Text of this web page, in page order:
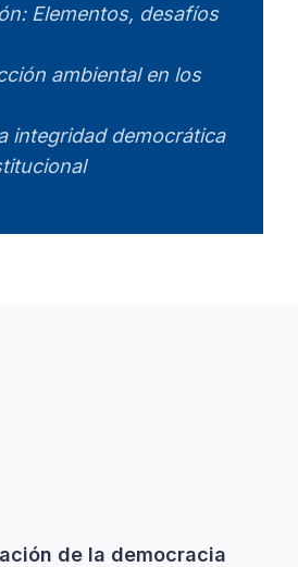
Elementos, desafíos
ambiental en los
integridad democrática
de la democracia